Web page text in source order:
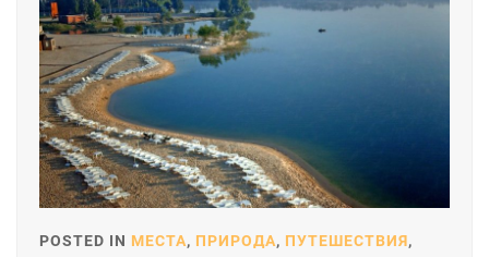
POSTED IN МЕСТА, ПРИРОДА, ПУТЕШЕСТВИЯ,